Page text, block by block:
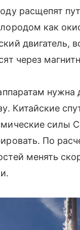
расщепят
как
двигатель,
через
Китайские
силы
По
менять